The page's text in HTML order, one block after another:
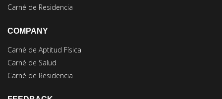
Carné de Residencia
COMPANY
Carné de Aptitud Física
Carné de Salud
Carné de Residencia